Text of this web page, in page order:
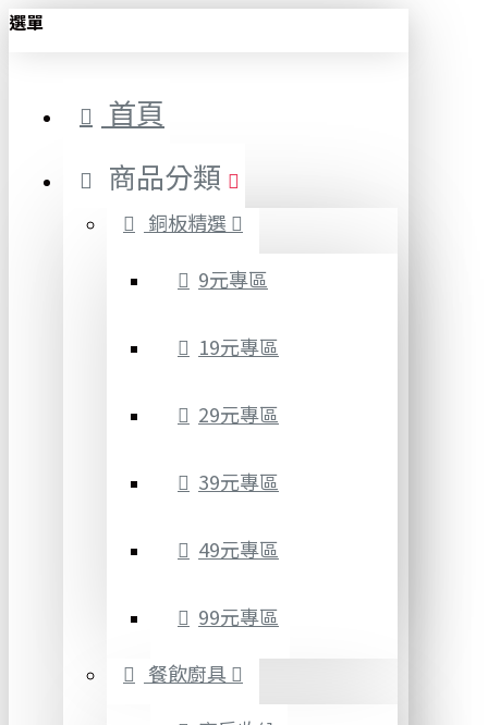
選單
首頁
商品分類
銅板精選
9元專區
19元專區
29元專區
39元專區
49元專區
99元專區
餐飲廚具